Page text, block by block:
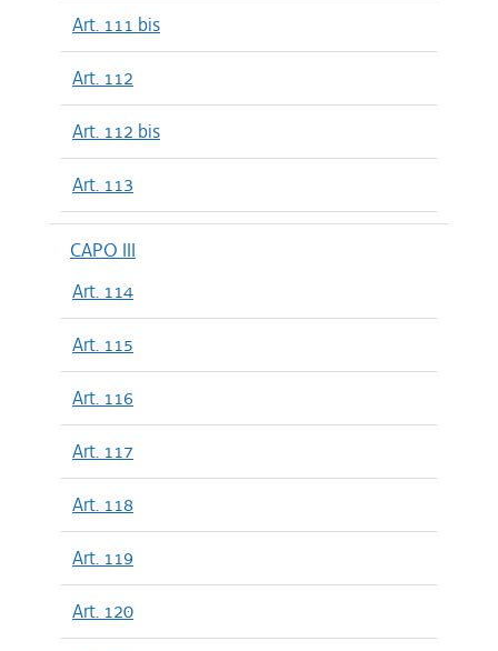
Art. 111 bis
Art. 112
Art. 112 bis
Art. 113
CAPO III
Art. 114
Art. 115
Art. 116
Art. 117
Art. 118
Art. 119
Art. 120